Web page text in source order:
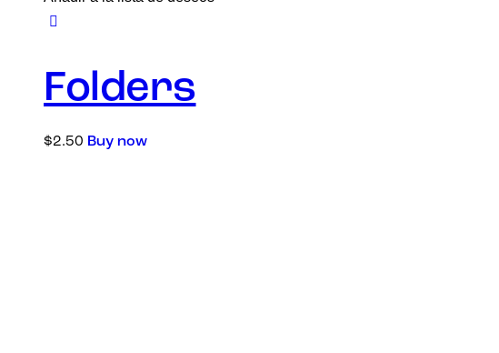
Folders
$2.50 Buy now